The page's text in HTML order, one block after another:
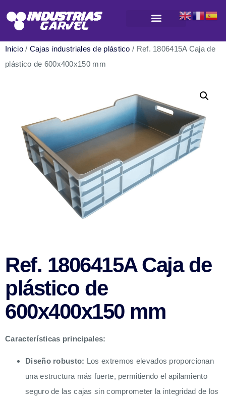
Inicio/ Cajas industriales de plástico / Ref. 1806415A Caja de
plástico de 600x400x150 mm
Ref. 1806415A Caja de
plástico de
600x400x150 mm
Características principales:
Diseño robusto: Los extremos elevados proporcionan
una estructura más fuerte, permitiendo el apilamiento
seguro de las cajas sin comprometer la integridad de los